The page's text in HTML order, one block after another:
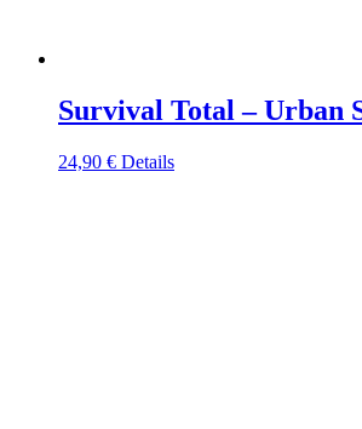
Survival Total – Urban
24,90 € Details